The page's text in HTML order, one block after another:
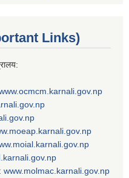
Links)
moeap.karnali.gov.np
moial.karnali.gov.np
www. molmac.karnali.gov.np